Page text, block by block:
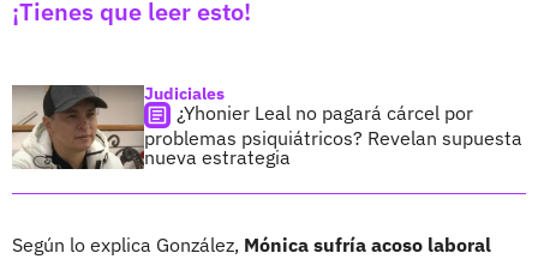
¡Tienes que leer esto!
Judiciales
¿Yhonier Leal no pagará cárcel por
problemas psiquiátricos? Revelan supuesta
nueva estrategia
Según lo explica González, Mónica sufría acoso laboral